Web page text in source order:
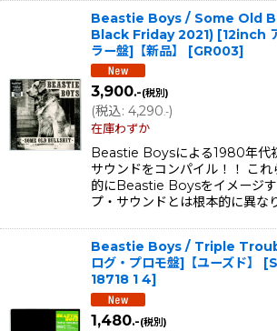
Beastie Boys / Some Old
Black Friday 2021) [12inch
ラー盤]【新品】
[GR003]
3,900.-(税別)
(税込: 4,290.-)
在庫わずか
Beastie Boysによる1980年代
サウンドをコンパイル！！ こ
的にBeastie Boysをイメージ
プ・サウンドとは根本的に異な
Beastie Boys / Triple
ログ・プロモ盤]【ユーズド】
[
18718 1 4]
1,480.-(税別)